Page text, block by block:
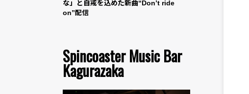
な」と自戒を込めた新曲“Don’t ride
on”配信
Spincoaster Music Bar
Kagurazaka